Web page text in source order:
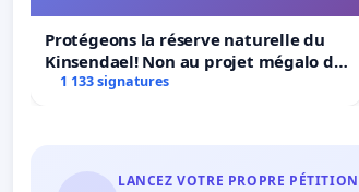
Protégeons la réserve naturelle du
Kinsendael! Non au projet mégalo du
Centre sportif Le Roseau!
1 133 signatures
LANCEZ VOTRE PROPRE PÉTITION